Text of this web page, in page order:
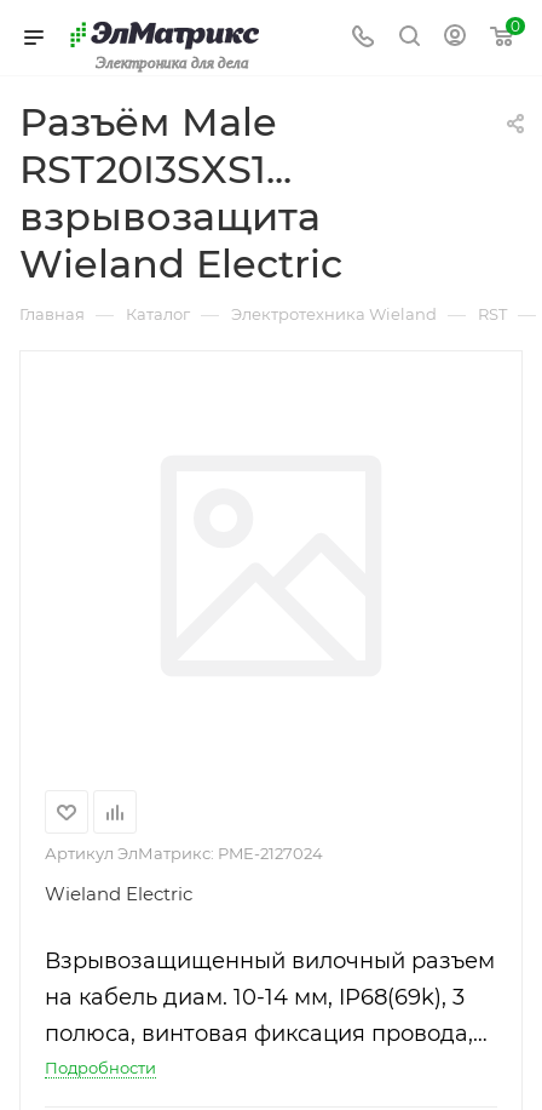
Электроника для дела
0
Разъём Male
RST20I3SXS1...
взрывозащита
Wieland Electric
Главная — Каталог — Электротехника Wieland — RST —
Артикул ЭлМатрикс: PME-2127024
Wieland Electric
Взрывозащищенный вилочный разъем
на кабель диам. 10-14 мм, IP68(69k), 3
полюса, винтовая фиксация провода,
номинальные характеристики:
Подробности